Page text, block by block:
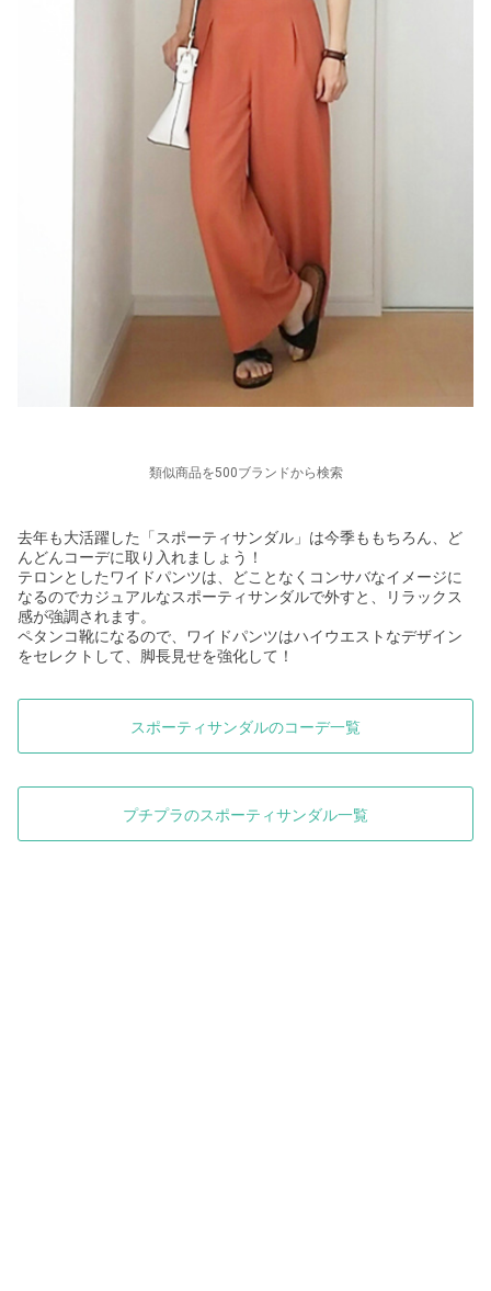
類似商品を500ブランドから検索
去年も大活躍した「スポーティサンダル」は今季ももちろん、ど
んどんコーデに取り入れましょう！
テロンとしたワイドパンツは、どことなくコンサバなイメージに
なるのでカジュアルなスポーティサンダルで外すと、リラックス
感が強調されます。
ペタンコ靴になるので、ワイドパンツはハイウエストなデザイン
をセレクトして、脚長見せを強化して！
スポーティサンダルのコーデ一覧
プチプラのスポーティサンダル一覧